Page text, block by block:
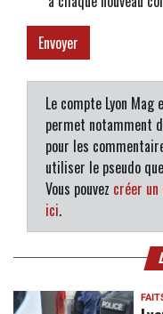
Le compte Lyon Mag
permet notamment
pour les
utiliser le pseudo
Vous pouvez créer
ici.